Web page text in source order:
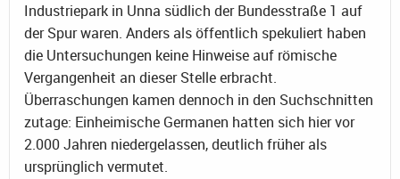
Industriepark in Unna südlich der Bundesstraße 1 auf
der Spur waren. Anders als öffentlich spekuliert haben
die Untersuchungen keine Hinweise auf römische
Vergangenheit an dieser Stelle erbracht.
Überraschungen kamen dennoch in den Suchschnitten
zutage: Einheimische Germanen hatten sich hier vor
2.000 Jahren niedergelassen, deutlich früher als
ursprünglich vermutet.